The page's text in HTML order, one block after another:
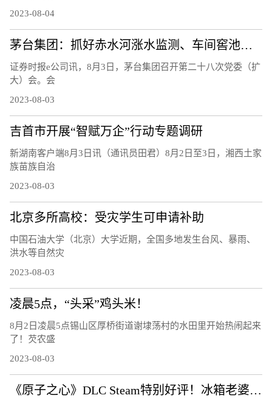
2023-08-04
茅台集团：抓好赤水河涨水监测、车间窖池防汛等工作
证券时报e公司讯，8月3日，茅台集团召开第二十八次党委（扩
大）会。会
2023-08-03
吉首市开展“智赋万企”行动专题调研
新湖南客户端8月3日讯（通讯员田君）8月2日至3日，湘西土家
族苗族自治
2023-08-03
北京多所高校：受灾学生可申请补助
中国石油大学（北京）大学近期，全国多地发生台风、暴雨、
洪水等自然灾
2023-08-03
凌晨5点，“头采”鸡头米！
8月2日凌晨5点锡山区厚桥街道谢埭荡村的水田里开始热闹起来
了！芡农盛
2023-08-03
《原子之心》DLC Steam特别好评！冰箱老婆迎新皮肤